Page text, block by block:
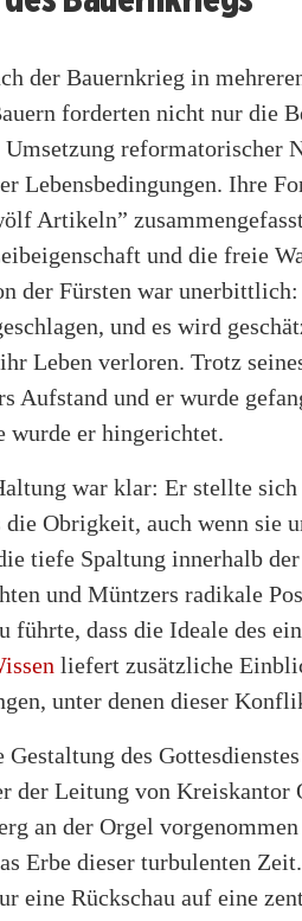
der Bauernkrieg in
forderten nicht nur die
Umsetzung reformatorischer
Lebensbedingungen. Ihre
Artikeln”
und die freie
der Fürsten war
und es wird
Leben verloren. Trotz
Aufstand und er wurde
wurde er hingerichtet.
war klar: Er stellte sich
die Obrigkeit, auch wenn sie
tiefe Spaltung innerhalb
und Müntzers radikale
führte, dass die Ideale des
liefert zusätzliche
unter denen dieser
des
der Leitung von Kreiskantor
an der Orgel
Erbe dieser turbulenten
eine Rückschau auf eine